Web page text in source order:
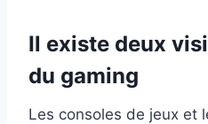
Il existe deux
du gaming
Les consoles de jeux et